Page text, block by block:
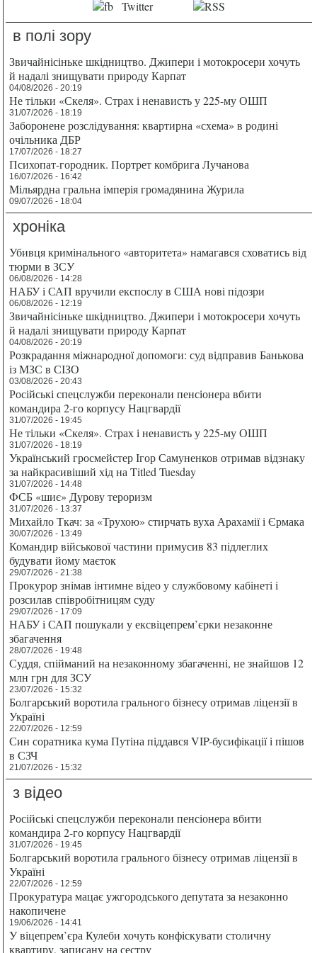
в полі зору
Звичайнісіньке шкідництво. Джипери і мотокросери хочуть
й надалі знищувати природу Карпат
04/08/2026 - 20:19
Не тільки «Скеля». Страх і ненависть у 225-му ОШП
31/07/2026 - 18:19
Заборонене розслідування: квартирна «схема» в родині
очільника ДБР
17/07/2026 - 18:27
Психопат-городник. Портрет комбрига Лучанова
16/07/2026 - 16:42
Мільярдна гральна імперія громадянина Журила
09/07/2026 - 18:04
хроніка
Убивця кримінального «авторитета» намагався сховатись від
тюрми в ЗСУ
06/08/2026 - 14:28
НАБУ і САП вручили експослу в США нові підозри
06/08/2026 - 12:19
Звичайнісіньке шкідництво. Джипери і мотокросери хочуть
й надалі знищувати природу Карпат
04/08/2026 - 20:19
Розкрадання міжнародної допомоги: суд відправив Банькова
із МЗС в СІЗО
03/08/2026 - 20:43
Російські спецслужби переконали пенсіонера вбити
командира 2-го корпусу Нацгвардії
31/07/2026 - 19:45
Не тільки «Скеля». Страх і ненависть у 225-му ОШП
31/07/2026 - 18:19
Український гросмейстер Ігор Самуненков отримав відзнаку
за найкрасивіший хід на Titled Tuesday
31/07/2026 - 14:48
ФСБ «шиє» Дурову тероризм
31/07/2026 - 13:37
Михайло Ткач: за «Трухою» стирчать вуха Арахамії і Єрмака
30/07/2026 - 13:49
Командир військової частини примусив 83 підлеглих
будувати йому маєток
29/07/2026 - 21:38
Прокурор знімав інтимне відео у службовому кабінеті і
розсилав співробітницям суду
29/07/2026 - 17:09
НАБУ і САП пошукали у ексвіцепрем’єрки незаконне
збагачення
28/07/2026 - 19:48
Суддя, спійманий на незаконному збагаченні, не знайшов 12
млн грн для ЗСУ
23/07/2026 - 15:32
Болгарський воротила грального бізнесу отримав ліцензії в
Україні
22/07/2026 - 12:59
Син соратника кума Путіна піддався VIP-бусифікації і пішов
в СЗЧ
21/07/2026 - 15:32
з відео
Російські спецслужби переконали пенсіонера вбити
командира 2-го корпусу Нацгвардії
31/07/2026 - 19:45
Болгарський воротила грального бізнесу отримав ліцензії в
Україні
22/07/2026 - 12:59
Прокуратура мацає ужгородського депутата за незаконно
накопичене
19/06/2026 - 14:41
У віцепрем’єра Кулеби хочуть конфіскувати столичну
квартиру, записану на сестру